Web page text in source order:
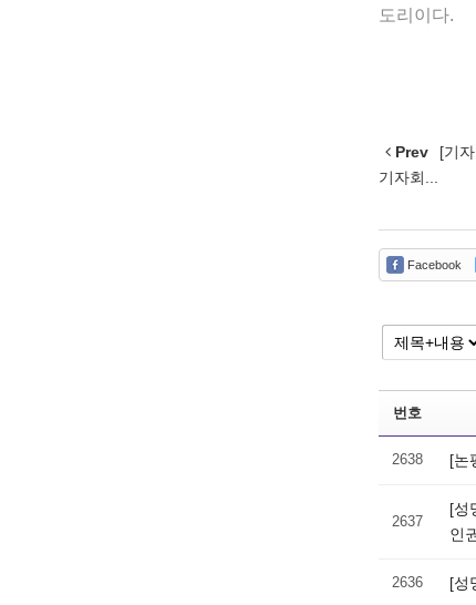
도리이다.
Prev
[기
기자회...
Facebook
번호
2638 [논
2637
[성
인
2636 [성